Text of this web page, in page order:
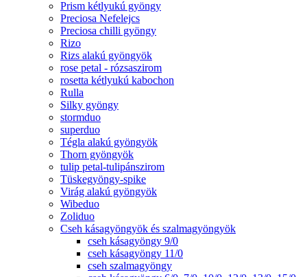
Prism kétlyukú gyöngy
Preciosa Nefelejcs
Preciosa chilli gyöngy
Rizo
Rizs alakú gyöngyök
rose petal - rózsaszirom
rosetta kétlyukú kabochon
Rulla
Silky gyöngy
stormduo
superduo
Tégla alakú gyöngyök
Thorn gyöngyök
tulip petal-tulipánszirom
Tüskegyöngy-spike
Virág alakú gyöngyök
Wibeduo
Zoliduo
Cseh kásagyöngyök és szalmagyöngyök
cseh kásagyöngy 9/0
cseh kásagyöngy 11/0
cseh szalmagyöngy